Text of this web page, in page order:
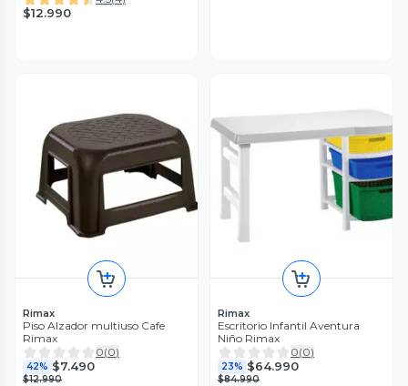
$12.990
Rimax
Piso Alzador multiuso Cafe
Rimax
0(0)
42% $7.490
$12.990
Rimax
Escritorio Infantil Aventura
Niño Rimax
0(0)
23% $64.990
$84.990